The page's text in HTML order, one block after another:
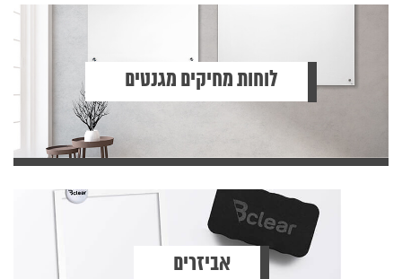
לוחות מחיקים מגנטים
אביזרים